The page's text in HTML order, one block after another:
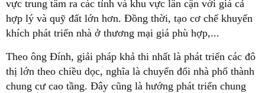
vực trung tâm ra các tỉnh và khu vực lân cận với giá cả
hợp lý và quỹ đất lớn hơn. Đồng thời, tạo cơ chế khuyến
khích phát triển nhà ở thương mại giá phù hợp,...
Theo ông Đính, giải pháp khả thi nhất là phát triển các đô
thị lớn theo chiều dọc, nghĩa là chuyển đổi nhà phố thành
chung cư cao tầng. Đây cũng là hướng phát triển chung